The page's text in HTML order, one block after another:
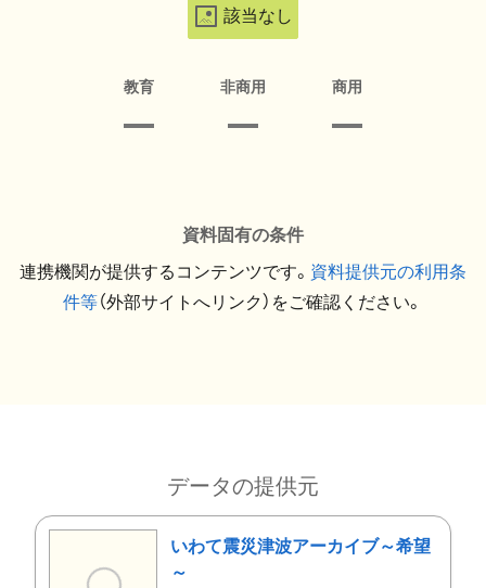
該当なし
教育 非商用 商用
資料固有の条件
連携機関が提供するコンテンツです。 資料提供元の利用条
件等（外部サイトへリンク）をご確認ください。
データの提供元
いわて震災津波アーカイブ～希望
～